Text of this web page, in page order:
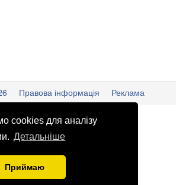
cookies для аналізу
Детальніше
Приймаю
Правова інформація
Реклама
patrioty.org.ua